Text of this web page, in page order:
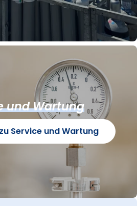
und Wartung
Service und Wartung